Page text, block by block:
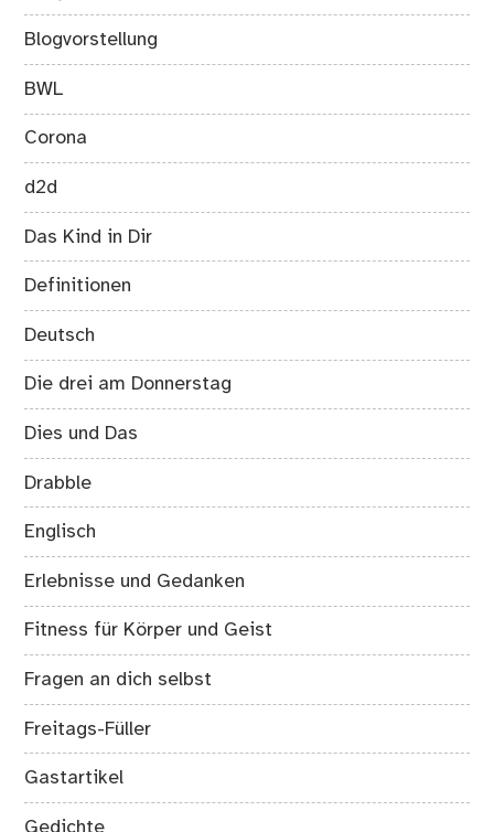
Blogvorstellung
BWL
Corona
d2d
Das Kind in Dir
Definitionen
Deutsch
Die drei am Donnerstag
Dies und Das
Drabble
Englisch
Erlebnisse und Gedanken
Fitness für Körper und Geist
Fragen an dich selbst
Freitags-Füller
Gastartikel
Gedichte